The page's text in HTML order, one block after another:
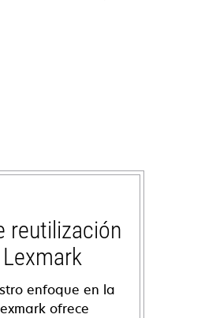
reutilización
enfoque en la
ofrece